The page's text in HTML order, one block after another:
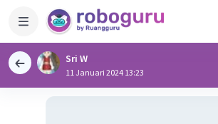
Sri W
11 Januari 2024 13:23